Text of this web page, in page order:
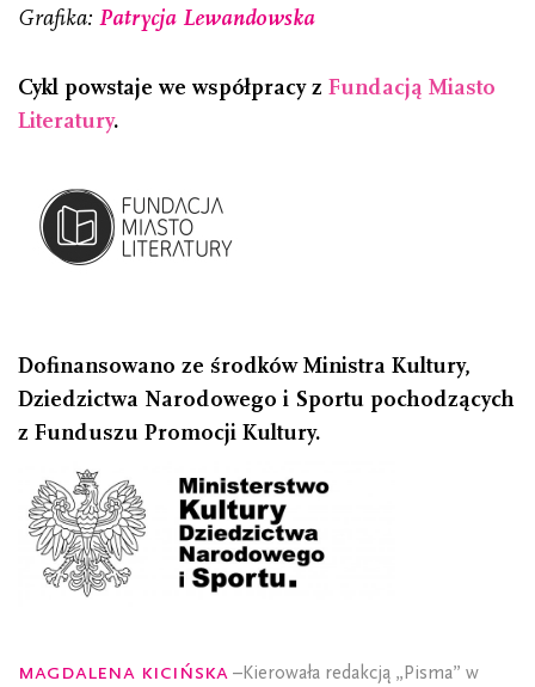
Grafika: Patrycja Lewandowska
Cykl powstaje we współpracy z Fundacją Miasto
Literatury.
Dofinansowano ze środków Ministra Kultury,
Dziedzictwa Narodowego i Sportu pochodzących
z Funduszu Promocji Kultury.
Magdalena Kicińska –Kierowała redakcją „Pisma” w